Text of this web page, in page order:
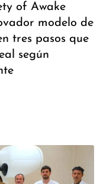
of Awake
modelo de
tres pasos que
según